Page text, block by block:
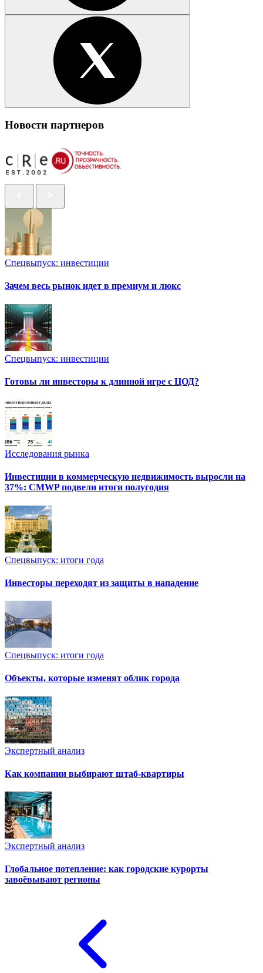
Новости партнеров
Спецвыпуск: инвестиции
Зачем весь рынок идет в премиум и люкс
Спецвыпуск: инвестиции
Готовы ли инвесторы к длинной игре с ЦОД?
Исследования рынка
Инвестиции в коммерческую недвижимость выросли на
37%: CMWP подвели итоги полугодия
Спецвыпуск: итоги года
Инвесторы переходят из защиты в нападение
Спецвыпуск: итоги года
Объекты, которые изменят облик города
Экспертный анализ
Как компании выбирают штаб-квартиры
Экспертный анализ
Глобальное потепление: как городские курорты
завоёвывают регионы